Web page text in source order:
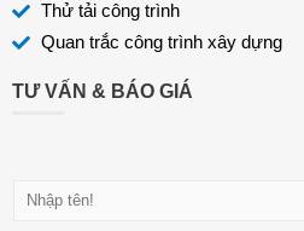
Thử tải công trình
Quan trắc công trình xây dựng
TƯ VẤN & BÁO GIÁ